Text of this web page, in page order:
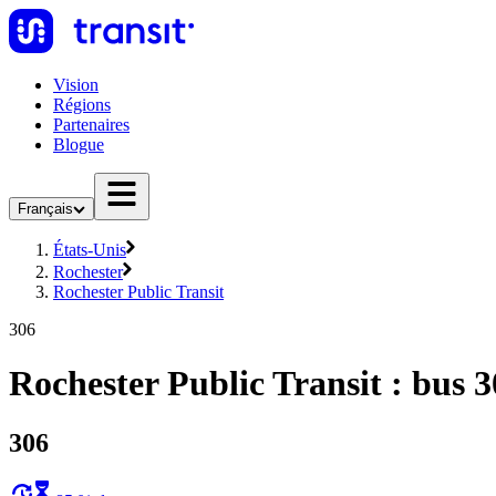
Vision
Régions
Partenaires
Blogue
Français
États-Unis
Rochester
Rochester Public Transit
306
Rochester Public Transit : bus
306